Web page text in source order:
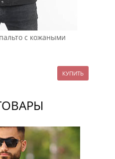
с кожаными